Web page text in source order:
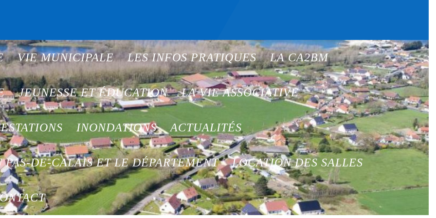
VIE MUNICIPALE LES INFOS PRATIQUES LA CA2BM
JEUNESSE ET ÉDUCATION LA VIE ASSOCIATIVE
INONDATIONS ACTUALITÉS
PAS-DE-CALAIS ET LE DÉPARTEMENT LOCATION DES SALLES